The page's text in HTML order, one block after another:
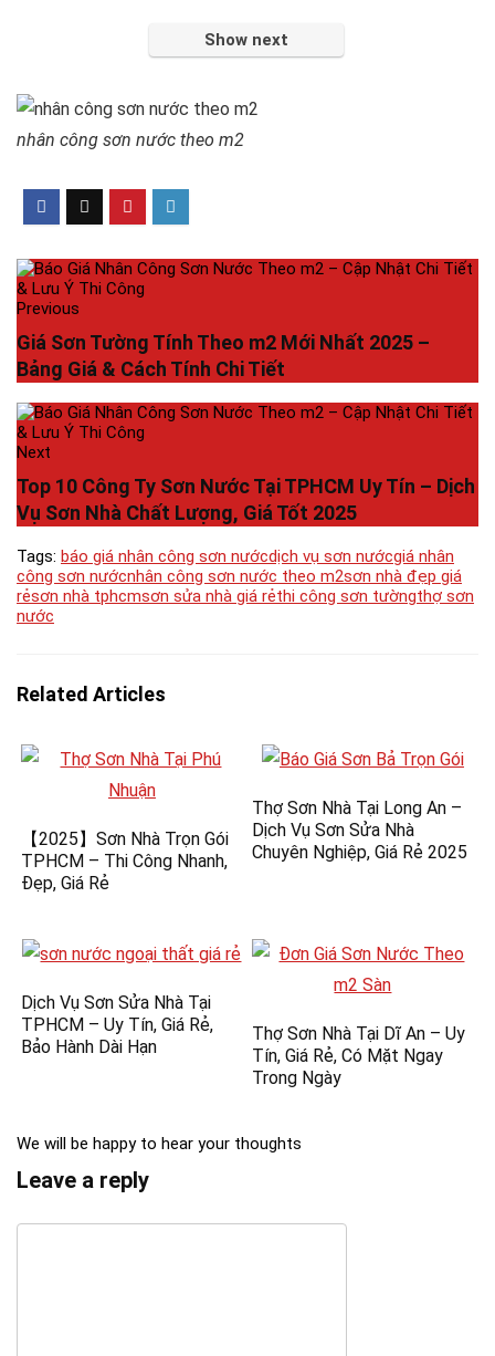
Show next
nhân công sơn nước theo m2
Previous
Giá Sơn Tường Tính Theo m2 Mới Nhất 2025 –
Bảng Giá & Cách Tính Chi Tiết
Next
Top 10 Công Ty Sơn Nước Tại TPHCM Uy Tín – Dịch
Vụ Sơn Nhà Chất Lượng, Giá Tốt 2025
Tags: báo giá nhân công sơn nướcdịch vụ sơn nướcgiá nhân
công sơn nướcnhân công sơn nước theo m2sơn nhà đẹp giá
rẻsơn nhà tphcmsơn sửa nhà giá rẻthi công sơn tườngthợ sơn
nước
Related Articles
【2025】Sơn Nhà Trọn Gói
TPHCM – Thi Công Nhanh,
Đẹp, Giá Rẻ
Thợ Sơn Nhà Tại Long An –
Dịch Vụ Sơn Sửa Nhà
Chuyên Nghiệp, Giá Rẻ 2025
Dịch Vụ Sơn Sửa Nhà Tại
TPHCM – Uy Tín, Giá Rẻ,
Bảo Hành Dài Hạn
Thợ Sơn Nhà Tại Dĩ An – Uy
Tín, Giá Rẻ, Có Mặt Ngay
Trong Ngày
We will be happy to hear your thoughts
Leave a reply